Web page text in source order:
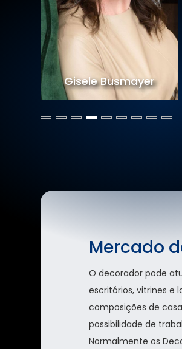
Gisele Busmayer
Mercado
O decorador pode
escritórios, vitrines e
composições de
possibilidade de
Normalmente os